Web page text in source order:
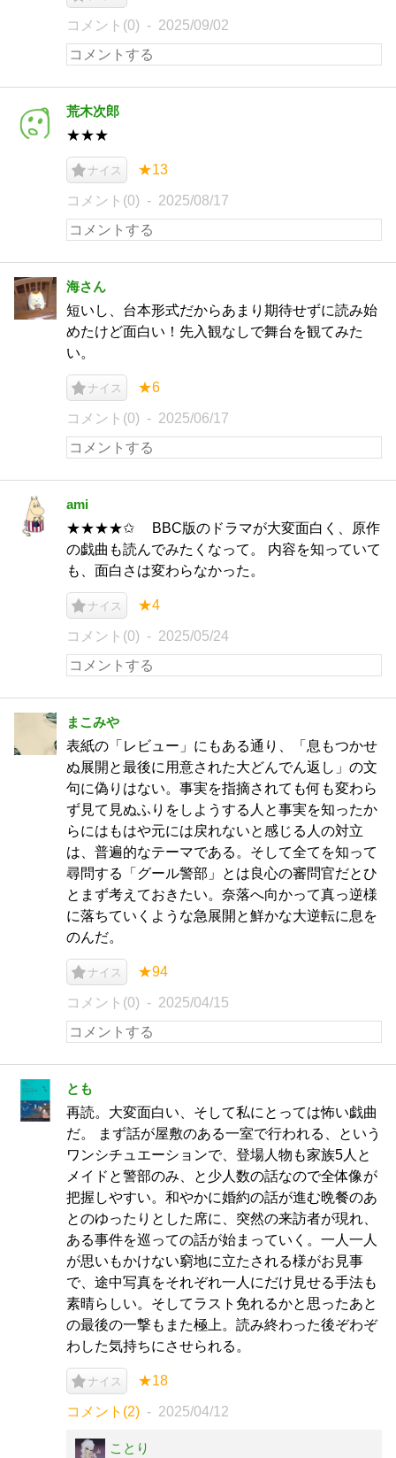
コメント(0) 2025/09/02
荒木次郎
★★★
ナイス ★13
コメント(0) 2025/08/17
海さん
短いし、台本形式だからあまり期待せずに読み始
めたけど面白い！先入観なしで舞台を観てみた
い。
ナイス ★6
コメント(0) 2025/06/17
ami
★★★★✩ BBC版のドラマが大変面白く、原作
の戯曲も読んでみたくなって。 内容を知っていて
も、面白さは変わらなかった。
ナイス ★4
コメント(0) 2025/05/24
まこみや
表紙の「レビュー」にもある通り、「息もつかせ
ぬ展開と最後に用意された大どんでん返し」の文
句に偽りはない。事実を指摘されても何も変わら
ず見て見ぬふりをしようする人と事実を知ったか
らにはもはや元には戻れないと感じる人の対立
は、普遍的なテーマである。そして全てを知って
尋問する「グール警部」とは良心の審問官だとひ
とまず考えておきたい。奈落へ向かって真っ逆様
に落ちていくような急展開と鮮かな大逆転に息を
のんだ。
ナイス ★94
コメント(0) 2025/04/15
とも
再読。大変面白い、そして私にとっては怖い戯曲
だ。 まず話が屋敷のある一室で行われる、という
ワンシチュエーションで、登場人物も家族5人と
メイドと警部のみ、と少人数の話なので全体像が
把握しやすい。和やかに婚約の話が進む晩餐のあ
とのゆったりとした席に、突然の来訪者が現れ、
ある事件を巡っての話が始まっていく。一人一人
が思いもかけない窮地に立たされる様がお見事
で、途中写真をそれぞれ一人にだけ見せる手法も
素晴らしい。そしてラスト免れるかと思ったあと
の最後の一撃もまた極上。読み終わった後ぞわぞ
わした気持ちにさせられる。
ナイス ★18
コメント(2) 2025/04/12
ことり